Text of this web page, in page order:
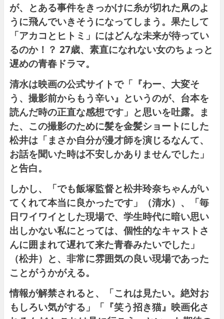
が、とある事件をきっかけに⽷が切れた凧のよ
うに⾶んでいきそうになってしまう。果たして
「アカコとヒトミ」にはどんな未来が待ってい
るのか！？ 27歳、素直になれない⼥のちょっと
遅めの⻘春ドラマ。
清水は映画の公式サイトで「『わー、大変そ
う、撮影前からもう辛い』というのが、台本を
読んだ時の正直な感想です」と思いを吐露。ま
た、この撮影のために髪を金髪ショートにした
松井は「まさか自分が漫才師を演じるなんて、
お話を聞いた時は不安しかありませんでした」
と告白。
しかし、「でも飯塚監督と松井玲奈ちゃんがい
てくれて本当に良かったです」（清水）、「毎
日ワイワイとした現場で、学生時代に暗い思い
出しかない私にとっては、個性的なキャストさ
んに囲まれて遅れて来た青春みたいでした」
（松井）と、非常に雰囲気の良い現場であった
ことがうかがえる。
情報が解禁されると、「これは見たい。絶対お
もしろい気がする」「『笑う招き猫』映画化さ